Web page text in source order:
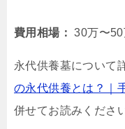
費用相場： 30万〜50
永代供養墓について
の永代供養とは？｜
併せてお読みくださ